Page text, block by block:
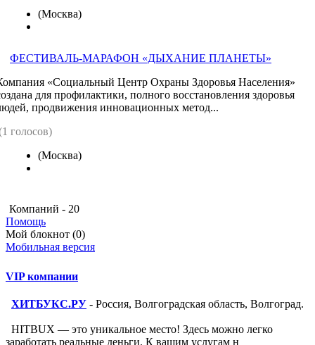
(Москва)
ФЕСТИВАЛЬ-МАРАФОН «ДЫХАНИЕ ПЛАНЕТЫ»
«Социальный Центр Охраны Здоровья Населения»
для профилактики, полного восстановления здоровья
продвижения инновационных метод...
голосов)
(Москва)
Компаний - 20
Помощь
Мой блокнот (0)
Мобильная версия
VIP компании
ХИТБУКС.РУ - Россия, Волгоградская область, Волгоград.
HITBUX — это уникальное место! Здесь можно легко
заработать реальные деньги. К вашим услугам н